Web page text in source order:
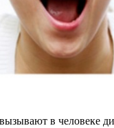
в человеке